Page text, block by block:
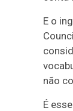
E o
não
É